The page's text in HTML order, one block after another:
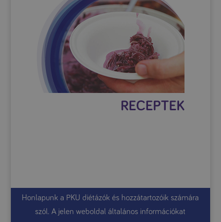
Honlapunk a PKU diétázók és hozzátartozóik számára
szól. A jelen weboldal általános információkat